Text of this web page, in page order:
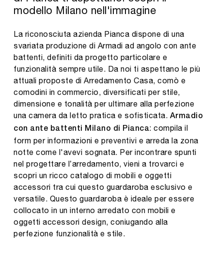
modello Milano nell'immagine
La riconosciuta azienda Pianca dispone di una
svariata produzione di Armadi ad angolo con ante
battenti, definiti da progetto particolare e
funzionalità sempre utile. Da noi ti aspettano le più
attuali proposte di Arredamento Casa, comò e
comodini in commercio, diversificati per stile,
dimensione e tonalità per ultimare alla perfezione
una camera da letto pratica e sofisticata. Armadio
con ante battenti Milano di Pianca: compila il
form per informazioni e preventivi e arreda la zona
notte come l'avevi sognata. Per incontrare spunti
nel progettare l’arredamento, vieni a trovarci e
scopri un ricco catalogo di mobili e oggetti
accessori tra cui questo guardaroba esclusivo e
versatile. Questo guardaroba è ideale per essere
collocato in un interno arredato con mobili e
oggetti accessori design, coniugando alla
perfezione funzionalità e stile.